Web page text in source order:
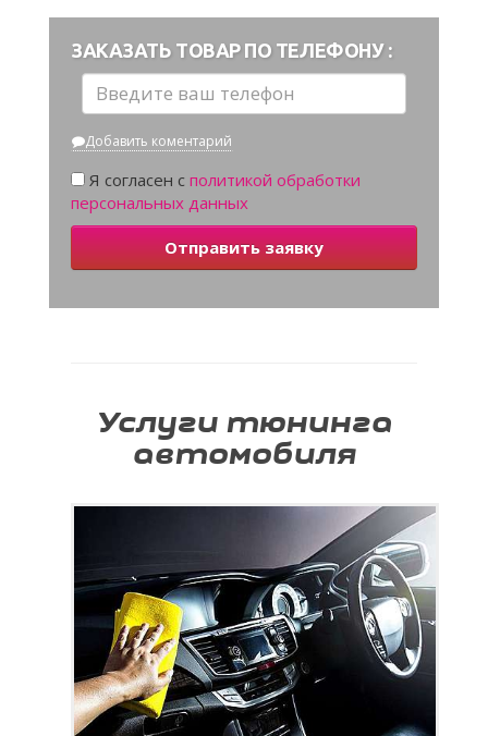
ЗАКАЗАТЬ ТОВАР ПО ТЕЛЕФОНУ :
Добавить коментарий
Я согласен с политикой обработки
персональных данных
Отправить заявку
Услуги тюнинга
автомобиля